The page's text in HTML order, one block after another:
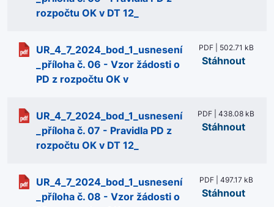
rozpočtu OK v DT 12_
UR_4_7_2024_bod_1_usnesení
_příloha č. 06 - Vzor žádosti o
PD z rozpočtu OK v
PDF | 502.71 kB
Stáhnout
UR_4_7_2024_bod_1_usnesení
_příloha č. 07 - Pravidla PD z
rozpočtu OK v DT 12_
PDF | 438.08 kB
Stáhnout
UR_4_7_2024_bod_1_usnesení
_příloha č. 08 - Vzor žádosti o
PDF | 497.17 kB
Stáhnout